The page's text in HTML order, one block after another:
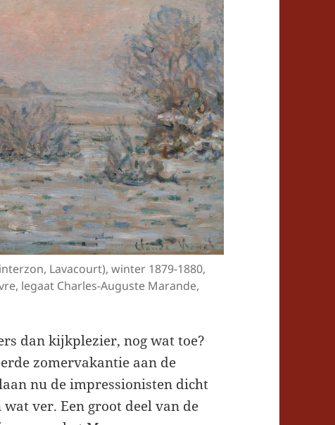
Lavacourt), winter 1879-1880,
legaat Charles-Auguste Marande,
dan kijkplezier, nog wat toe?
zomervakantie aan de
nu de impressionisten dicht
ver. Een groot deel van de